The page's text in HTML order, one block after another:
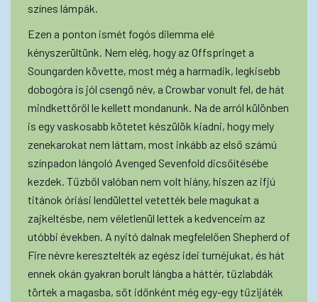
színes lámpák.
Ezen a ponton ismét fogós dilemma elé
kényszerültünk. Nem elég, hogy az Offspringet a
Soungarden követte, most még a harmadik, legkisebb
dobogóra is jól csengő név, a Crowbar vonult fel, de hát
mindkettőről le kellett mondanunk. Na de arról különben
is egy vaskosabb kötetet készülök kiadni, hogy mely
zenekarokat nem láttam, most inkább az első számú
színpadon lángoló Avenged Sevenfold dicsőítésébe
kezdek. Tűzből valóban nem volt hiány, hiszen az ifjú
titánok óriási lendülettel vetették bele magukat a
zajkeltésbe, nem véletlenül lettek a kedvenceim az
utóbbi években. A nyitó dalnak megfelelően Shepherd of
Fire névre keresztelték az egész idei turnéjukat, és hát
ennek okán gyakran borult lángba a háttér, tűzlabdák
törtek a magasba, sőt időnként még egy-egy tűzijáték